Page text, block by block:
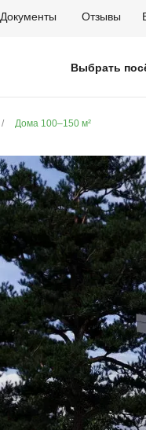
Выбрать
Документы Отзывы
/ Дома 100–150 м²